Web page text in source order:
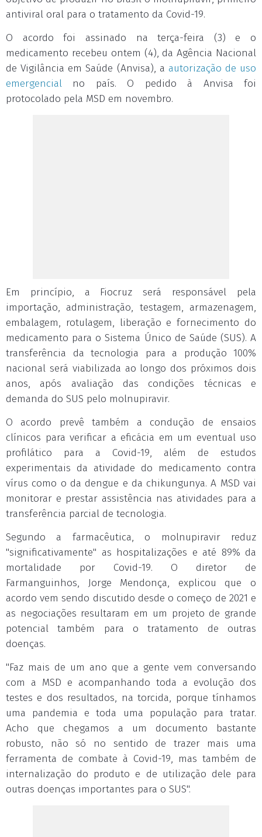
antiviral oral para o tratamento da Covid-19.
O acordo foi assinado naterça-feira (3) e o
medicamento recebeu ontem (4), da Agência Nacional
de Vigilância em Saúde (Anvisa), a autorização de uso
emergencial no país. O pedido à Anvisa foi
protocolado pela MSD em novembro.
Em princípio, a Fiocruz será responsável pela
importação, administração, testagem, armazenagem,
embalagem, rotulagem, liberação e fornecimento do
medicamento para o Sistema Único de Saúde (SUS). A
transferência da tecnologia para a produção 100%
nacional será viabilizada ao longo dos próximos dois
anos, após avaliação das condições técnicas e
demanda do SUS pelo molnupiravir.
O acordo prevê também a condução de ensaios
clínicos para verificar a eficácia em um eventual uso
profilático para a Covid-19, além de estudos
experimentais da atividade do medicamento contra
vírus como o da dengue e da chikungunya. A MSD vai
monitorar e prestar assistência nas atividades para a
transferência parcial de tecnologia.
Segundo a farmacêutica, o molnupiravir reduz
"significativamente" as hospitalizações e até 89% da
mortalidade por Covid-19. O diretor de
Farmanguinhos, Jorge Mendonça, explicou que o
acordo vem sendo discutido desde o começo de 2021 e
as negociações resultaram em um projeto de grande
potencial também para o tratamento de outras
doenças.
"Faz mais de um ano que a gente vem conversando
com a MSD e acompanhando toda a evolução dos
testes e dos resultados, na torcida, porque tínhamos
uma pandemia e toda uma população para tratar.
Acho que chegamos a um documento bastante
robusto, não só no sentido de trazer mais uma
ferramenta de combate à Covid-19, mas também de
internalização do produto e de utilização dele para
outras doenças importantes para o SUS".